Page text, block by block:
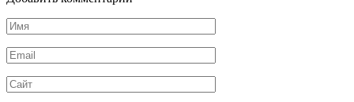
Имя
*
Email
*
Сайт